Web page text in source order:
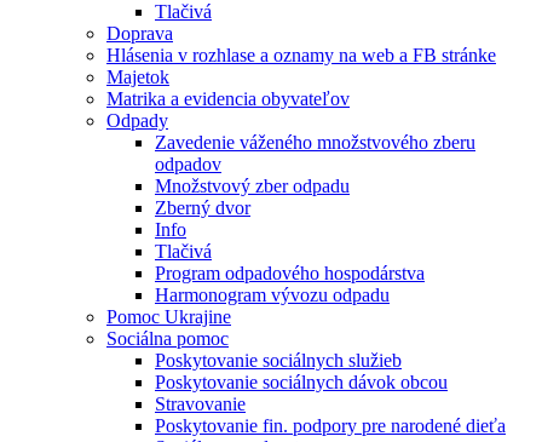
Tlačivá
Doprava
Hlásenia v rozhlase a oznamy na web a FB stránke
Majetok
Matrika a evidencia obyvateľov
Odpady
Zavedenie váženého množstvového zberu
odpadov
Množstvový zber odpadu
Zberný dvor
Info
Tlačivá
Program odpadového hospodárstva
Harmonogram vývozu odpadu
Pomoc Ukrajine
Sociálna pomoc
Poskytovanie sociálnych služieb
Poskytovanie sociálnych dávok obcou
Stravovanie
Poskytovanie fin. podpory pre narodené dieťa